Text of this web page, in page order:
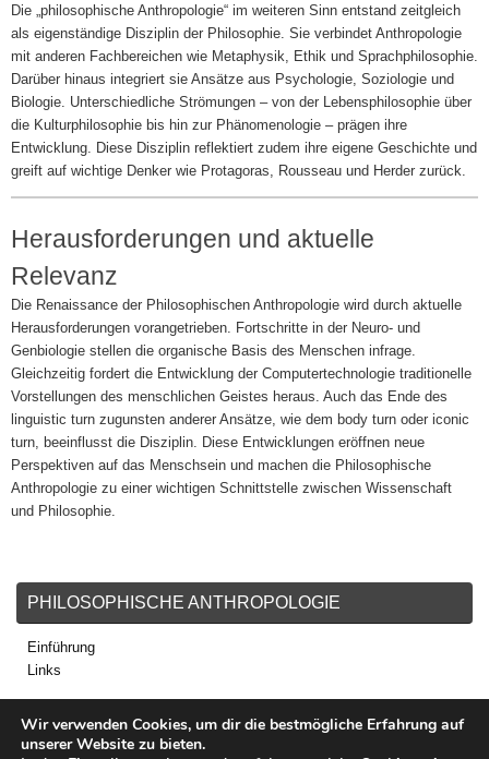
Die „philosophische Anthropologie“ im weiteren Sinn entstand zeitgleich
als eigenständige Disziplin der Philosophie. Sie verbindet Anthropologie
mit anderen Fachbereichen wie Metaphysik, Ethik und Sprachphilosophie.
Darüber hinaus integriert sie Ansätze aus Psychologie, Soziologie und
Biologie. Unterschiedliche Strömungen – von der Lebensphilosophie über
die Kulturphilosophie bis hin zur Phänomenologie – prägen ihre
Entwicklung. Diese Disziplin reflektiert zudem ihre eigene Geschichte und
greift auf wichtige Denker wie Protagoras, Rousseau und Herder zurück.
Herausforderungen und aktuelle
Relevanz
Die Renaissance der Philosophischen Anthropologie wird durch aktuelle
Herausforderungen vorangetrieben. Fortschritte in der Neuro- und
Genbiologie stellen die organische Basis des Menschen infrage.
Gleichzeitig fordert die Entwicklung der Computertechnologie traditionelle
Vorstellungen des menschlichen Geistes heraus. Auch das Ende des
linguistic turn zugunsten anderer Ansätze, wie dem body turn oder iconic
turn, beeinflusst die Disziplin. Diese Entwicklungen eröffnen neue
Perspektiven auf das Menschsein und machen die Philosophische
Anthropologie zu einer wichtigen Schnittstelle zwischen Wissenschaft
und Philosophie.
PHILOSOPHISCHE ANTHROPOLOGIE
Einführung
Links
Wir verwenden Cookies, um dir die bestmögliche Erfahrung auf
unserer Website zu bieten.